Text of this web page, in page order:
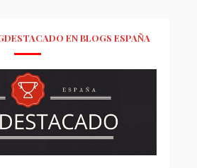
EN BLOGS ESPAÑA